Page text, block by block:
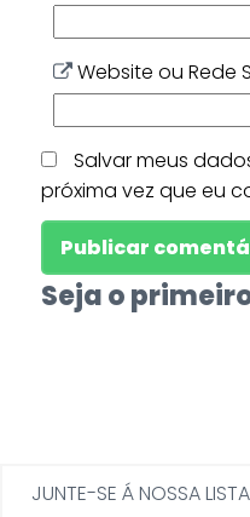
Website ou Rede
Salvar meus
próxima vez que eu
Seja o
JUNTE-SE Á NOSSA